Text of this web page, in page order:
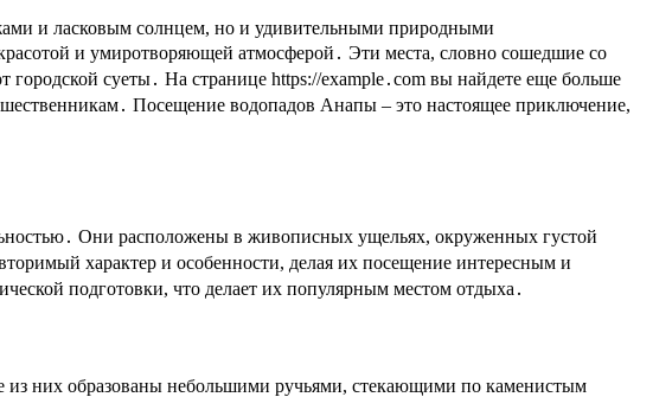
и умиротворяющей атмосферой․ Эти места, словно сошедшие со
суеты․ На странице https://example․com вы найдете еще больше
Посещение водопадов Анапы – это настоящее приключение,
Они расположены в живописных ущельях, окруженных густой
характер и особенности, делая их посещение интересным и
подготовки, что делает их популярным местом отдыха․
из них образованы небольшими ручьями, стекающими по каменистым